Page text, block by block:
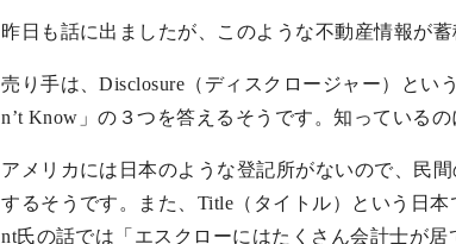
昨日も話に出ましたが、このような不動産情報が蓄
売り手は、Disclosure（ディスクロージャー）と
n’t Know」の３つを答えるそうです。知っている
アメリカには日本のような登記所がないので、民
するそうです。また、Title（タイトル）という日
nt氏の話では「エスクローにはたくさん会計士が